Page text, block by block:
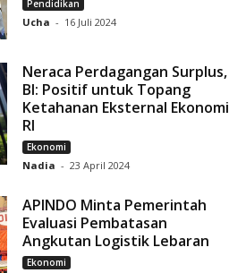
Pendidikan
Ucha - 16 Juli 2024
Neraca Perdagangan Surplus,
BI: Positif untuk Topang
Ketahanan Eksternal Ekonomi
RI
Ekonomi
Nadia - 23 April 2024
APINDO Minta Pemerintah
Evaluasi Pembatasan
Angkutan Logistik Lebaran
Ekonomi